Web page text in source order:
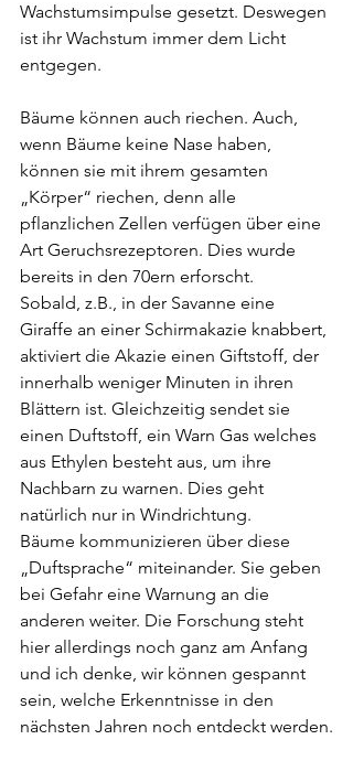
Wachstumsimpulse gesetzt. Deswegen
ist ihr Wachstum immer dem Licht
entgegen.
Bäume können auch riechen. Auch,
wenn Bäume keine Nase haben,
können sie mit ihrem gesamten
„Körper“ riechen, denn alle
pflanzlichen Zellen verfügen über eine
Art Geruchsrezeptoren. Dies wurde
bereits in den 70ern erforscht.
Sobald, z.B., in der Savanne eine
Giraffe an einer Schirmakazie knabbert,
aktiviert die Akazie einen Giftstoff, der
innerhalb weniger Minuten in ihren
Blättern ist. Gleichzeitig sendet sie
einen Duftstoff, ein Warn Gas welches
aus Ethylen besteht aus, um ihre
Nachbarn zu warnen. Dies geht
natürlich nur in Windrichtung.
Bäume kommunizieren über diese
„Duftsprache“ miteinander. Sie geben
bei Gefahr eine Warnung an die
anderen weiter. Die Forschung steht
hier allerdings noch ganz am Anfang
und ich denke, wir können gespannt
sein, welche Erkenntnisse in den
nächsten Jahren noch entdeckt werden.